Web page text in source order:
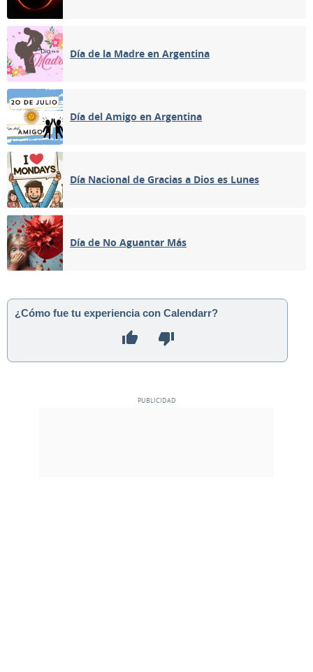
Día de la Madre en Argentina
Día del Amigo en Argentina
Día Nacional de Gracias a Dios es Lunes
Día de No Aguantar Más
¿Cómo fue tu experiencia con Calendarr?